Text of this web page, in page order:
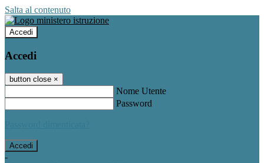
Salta al contenuto
Accedi
Accedi
button close ×
Nome Utente
Password
-